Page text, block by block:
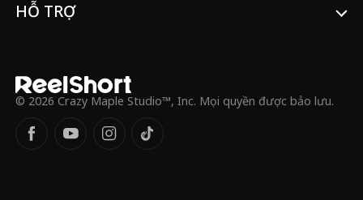
HỖ TRỢ
© 2026 Crazy Maple Studio™, Inc. Mọi quyền được bảo lưu.